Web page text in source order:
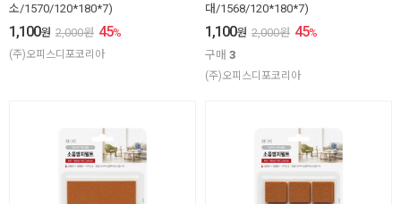
소/1570/120*180*7)
1,100원 2,000원 45%
(주)오피스디포코리아
대/1568/120*180*7)
1,100원 2,000원 45%
구매 3
(주)오피스디포코리아